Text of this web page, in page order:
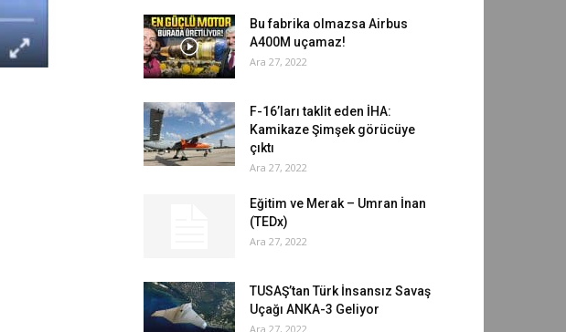
Bu fabrika olmazsa Airbus
A400M uçamaz!
Ara 27, 2022
F-16’ları taklit eden İHA:
Kamikaze Şimşek görücüye
çıktı
Ara 27, 2022
Eğitim ve Merak – Umran İnan
(TEDx)
Ara 27, 2022
TUSAŞ’tan Türk İnsansız Savaş
Uçağı ANKA-3 Geliyor
Ara 27, 2022